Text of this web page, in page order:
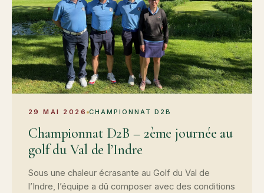
29 MAI 2026 CHAMPIONNAT D2B
Championnat D2B – 2ème journée au
golf du Val de l’Indre
Sous une chaleur écrasante au Golf du Val de
l’Indre, l’équipe a dû composer avec des conditions